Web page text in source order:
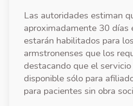
Las autoridades estiman
aproximadamente 30 días
estarán habilitados para los
armstronenses que los
destacando que el
disponible sólo para
para pacientes sin obra